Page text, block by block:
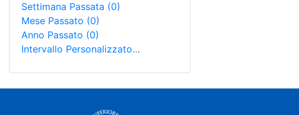
Settimana Passata (0)
Mese Passato (0)
Anno Passato (0)
Intervallo Personalizzato…